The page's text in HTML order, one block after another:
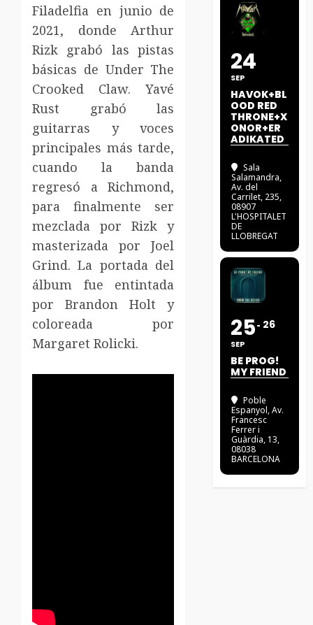
Filadelfia en junio de
2021, donde Arthur
Rizk grabó las pistas
básicas de Under The
Crooked Claw. Yavé
Rust grabó las
guitarras y voces
principales más tarde,
cuando la banda
regresó a Richmond,
para finalmente ser
mezclada por Rizk y
masterizada por Joel
Grind. La portada del
álbum fue entintada
por Brandon Holt y
coloreada por
Margaret Rolicki.
24
SEP
HAVOK+BL
OOD RED
THRONE+X
ONOR+ER
ADIKATED
Sala
Salamandra,
Av. del
Carrilet, 235,
08907
L'HOSPITALET
DE
LLOBREGAT
25
SEP
26
BE PROG!
MY FRIEND
Poble
Espanyol, Av.
Francesc
Ferrer i
Guàrdia, 13,
08038
BARCELONA